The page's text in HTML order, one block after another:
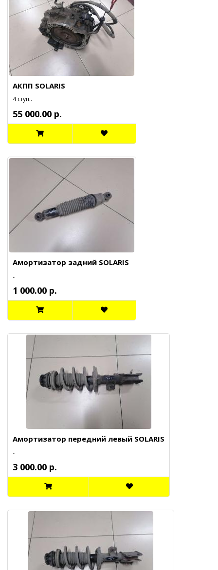
АКПП SOLARIS
4 ступ..
55 000.00 р.
Амортизатор задний SOLARIS
..
1 000.00 р.
Амортизатор передний левый SOLARIS
..
3 000.00 р.